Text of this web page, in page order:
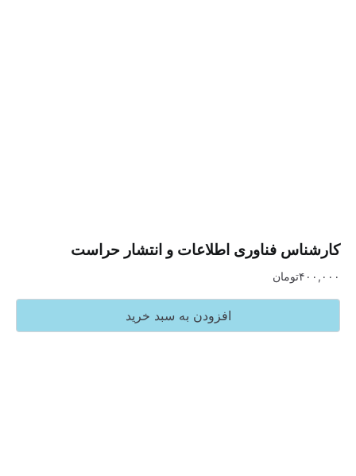
فناوری اطلاعات و انتشار حراست
تومان
افزودن به سبد خرید